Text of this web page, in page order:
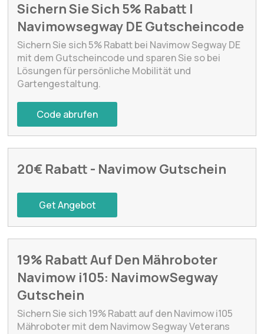
Sichern Sie Sich 5% Rabatt |
Navimowsegway DE Gutscheincode
Sichern Sie sich 5% Rabatt bei Navimow Segway DE
mit dem Gutscheincode und sparen Sie so bei
Lösungen für persönliche Mobilität und
Gartengestaltung.
Code abrufen
20€ Rabatt - Navimow Gutschein
Get Angebot
19% Rabatt Auf Den Mähroboter
Navimow i105: NavimowSegway
Gutschein
Sichern Sie sich 19% Rabatt auf den Navimow i105
Mähroboter mit dem Navimow Segway Veterans